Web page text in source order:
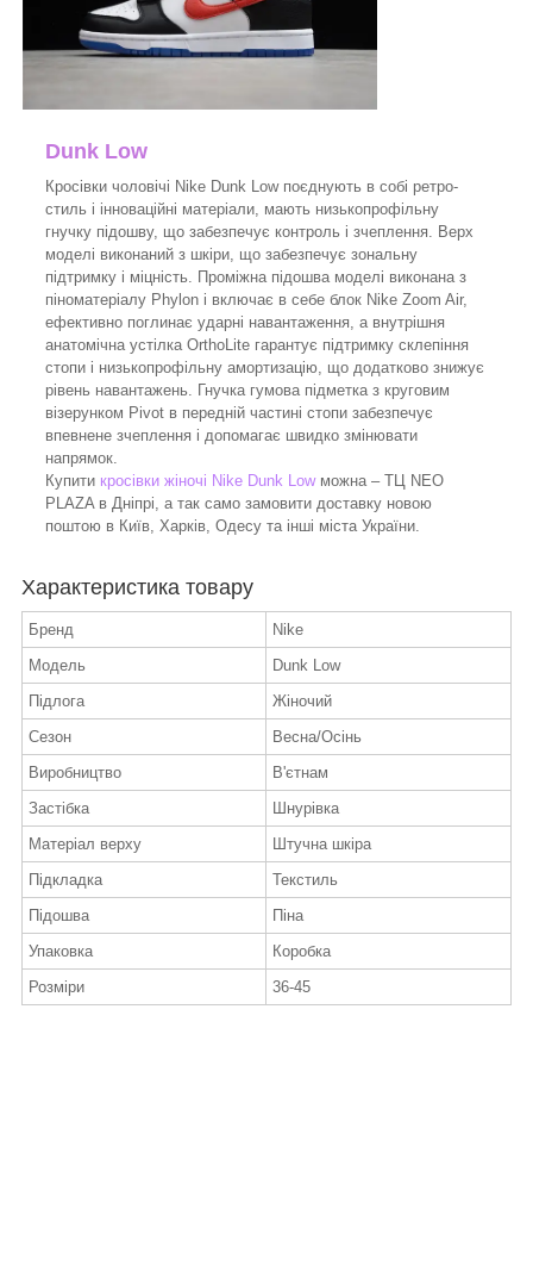
Dunk Low
Кросівки чоловічі Nike Dunk Low поєднують в собі ретро-
стиль і інноваційні матеріали, мають низькопрофільну
гнучку підошву, що забезпечує контроль і зчеплення. Верх
моделі виконаний з шкіри, що забезпечує зональну
підтримку і міцність. Проміжна підошва моделі виконана з
піноматеріалу Phylon і включає в себе блок Nike Zoom Air,
ефективно поглинає ударні навантаження, а внутрішня
анатомічна устілка OrthoLite гарантує підтримку склепіння
стопи і низькопрофільну амортизацію, що додатково знижує
рівень навантажень. Гнучка гумова підметка з круговим
візерунком Pivot в передній частині стопи забезпечує
впевнене зчеплення і допомагає швидко змінювати
напрямок.
Купити кросівки жіночі Nike Dunk Lowможна – ТЦ NEO
PLAZA в Дніпрі, а так само замовити доставку новою
поштою в Київ, Харків, Одесу та інші міста України.
Характеристика товару
Бренд
Nike
Модель
Dunk Low
Підлога
Жіночий
Сезон
Весна/Осінь
Виробництво
В'єтнам
Застібка
Шнурівка
Матеріал верху
Штучна шкіра
Підкладка
Текстиль
Підошва
Піна
Упаковка
Коробка
Розміри
36-45